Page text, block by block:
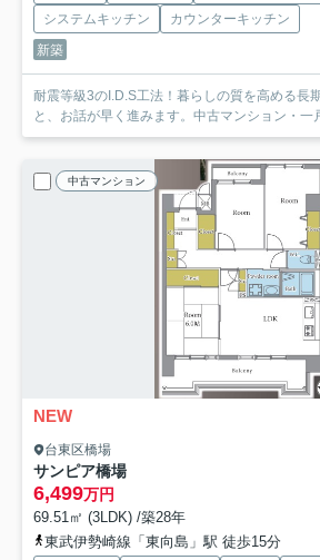
システムキッチン
カウンターキッチン
新築
耐震等級3のI.D.S工法！暮らしの質を高める長
と、お話が早く進みます。中古マンション・一
中古マンション
NEW
台東区橋場
サンピア橋場
6,499万円
69.51㎡ (3LDK) /築28年
東武伊勢崎線「東向島」駅 徒歩15分